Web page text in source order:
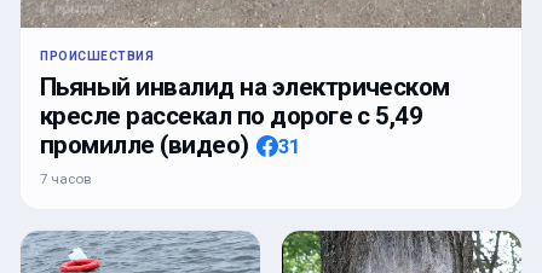
ПРОИСШЕСТВИЯ
Пьяный инвалид на электрическом
кресле рассекал по дороге с 5,49
промилле (видео)
31
7 часов